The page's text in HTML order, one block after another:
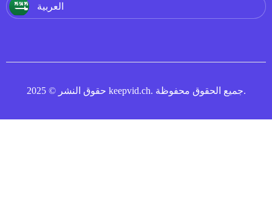
العربية
حقوق النشر © 2025 keepvid.ch. جميع الحقوق محفوظة.